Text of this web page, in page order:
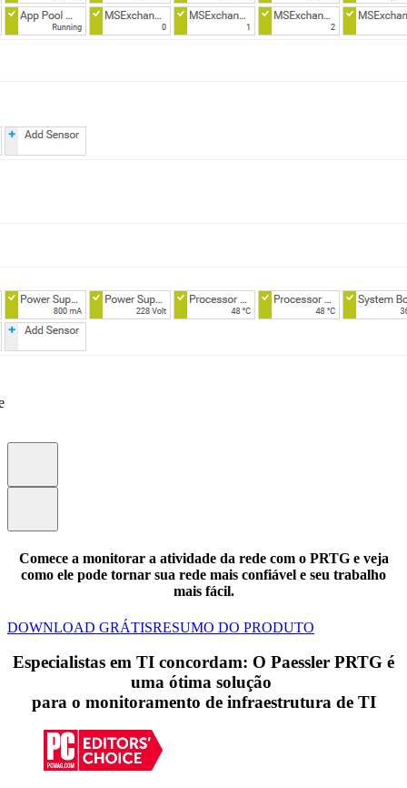
Comece a monitorar a atividade da rede com o PRTG e veja
como ele pode tornar sua rede mais confiável e seu trabalho
mais fácil.
DOWNLOAD GRÁTISRESUMO DO PRODUTO
Especialistas em TI concordam: O Paessler PRTG é
uma ótima solução
para o monitoramento de infraestrutura de TI